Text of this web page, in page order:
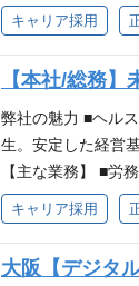
経験 【必須】 社
・社内SE経験のあ
キャリア採用
【本社/総務
弊社の魅力 ■ヘル
生。安定した経営
【主な業務】 ■労
ントシステム推進
きます。 将来は総
体的に業務に取り
キャリア採用
大阪【デジタ